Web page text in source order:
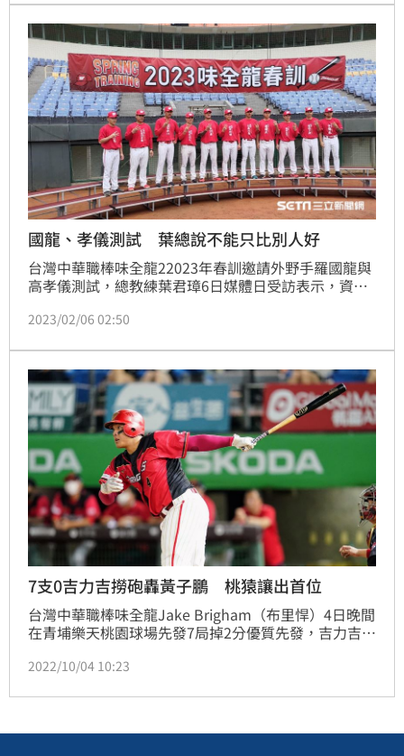
國龍、孝儀測試 葉總說不能只比別人好
台灣中華職棒味全龍22023年春訓邀請外野手羅國龍與
高孝儀測試，總教練葉君璋6日媒體日受訪表示，資深
球隊贏球。（記者蕭保祥／雲林斗六報導）
2023/02/06 02:50
7支0吉力吉撈砲轟黃子鵬 桃猿讓出首位
台灣中華職棒味全龍Jake Brigham（布里悍）4日晚間
在青埔樂天桃園球場先發7局掉2分優質先發，吉力吉撈
壘打反超前，幫助味全龍以5比2擊敗樂天桃猿。中信兄
位。（記者蕭保祥／台北報導）
2022/10/04 10:23